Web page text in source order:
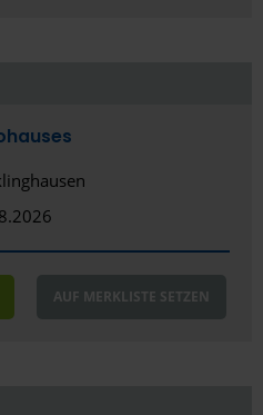
AUF MERKLISTE SETZEN